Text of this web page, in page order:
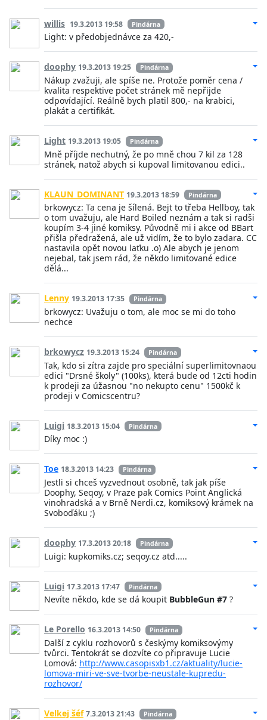
willis 19.3.2013 19:58 Pindárna
Light: v předobjednávce za 420,-
doophy 19.3.2013 19:25 Pindárna
Nákup zvažuji, ale spíše ne. Protože poměr cena /
kvalita respektive počet stránek mě nepřijde
odpovídající. Reálně bych platil 800,- na krabici,
plakát a certifikát.
Light 19.3.2013 19:05 Pindárna
Mně příjde nechutný, že po mně chou 7 kil za 128
stránek, natož abych si kupoval limitovanou edici..
KLAUN_DOMINANT 19.3.2013 18:59 Pindárna
brkowycz: Ta cena je šílená. Bejt to třeba Hellboy, tak
o tom uvažuju, ale Hard Boiled neznám a tak si radši
koupím 3-4 jiné komiksy. Původně mi i akce od BBart
přišla předražená, ale už vidím, že to bylo zadara. CC
nastavila opět novou laťku .o) Ale abych je jenom
nejebal, tak jsem rád, že někdo limitované edice
dělá...
Lenny 19.3.2013 17:35 Pindárna
brkowycz: Uvažuju o tom, ale moc se mi do toho
nechce
brkowycz 19.3.2013 15:24 Pindárna
Tak, kdo si zítra zajde pro speciální superlimitovnaou
edici "Drsné školy" (100ks), která bude od 12cti hodin
k prodeji za úžasnou "no nekupto cenu" 1500kč k
prodeji v Comicscentru?
Luigi 18.3.2013 15:04 Pindárna
Díky moc :)
Toe 18.3.2013 14:23 Pindárna
Jestli si chceš vyzvednout osobně, tak jak píše
Doophy, Seqoy, v Praze pak Comics Point Anglická
vinohradská a v Brně Nerdi.cz, komiksový krámek na
Svoboďáku ;)
doophy 17.3.2013 20:18 Pindárna
Luigi: kupkomiks.cz; seqoy.cz atd.....
Luigi 17.3.2013 17:47 Pindárna
Nevíte někdo, kde se dá koupit BubbleGun #7 ?
Le Porello 16.3.2013 14:50 Pindárna
Další z cyklu rozhovorů s českýmy komiksovýmy
tvůrci. Tentokrát se dozvíte co připravuje Lucie
Lomová: http://www.casopisxb1.cz/aktuality/lucie-
lomova-miri-ve-sve-tvorbe-neustale-kupredu-
rozhovor/
Velkej šéf 7.3.2013 21:43 Pindárna